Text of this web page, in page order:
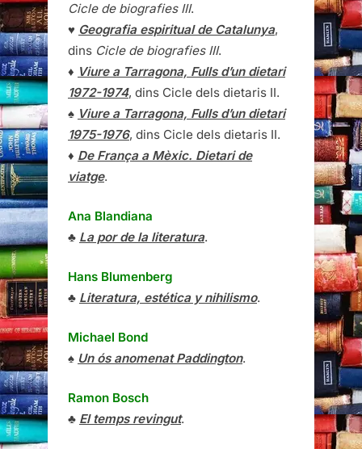
Cicle de biografies III.
♥ Geografia espiritual de Catalunya,
dins Cicle de biografies III.
♦ Viure a Tarragona, Fulls d’un dietari
1972-1974, dins Cicle dels dietaris II.
♠ Viure a Tarragona, Fulls d’un dietari
1975-1976, dins Cicle dels dietaris II.
♦ De França a Mèxic. Dietari de
viatge.
Ana Blandiana
♣ La por de la literatura.
Hans Blumenberg
♣ Literatura, estética y nihilismo.
Michael Bond
♠ Un ós anomenat Paddington.
Ramon Bosch
♣ El temps revingut.